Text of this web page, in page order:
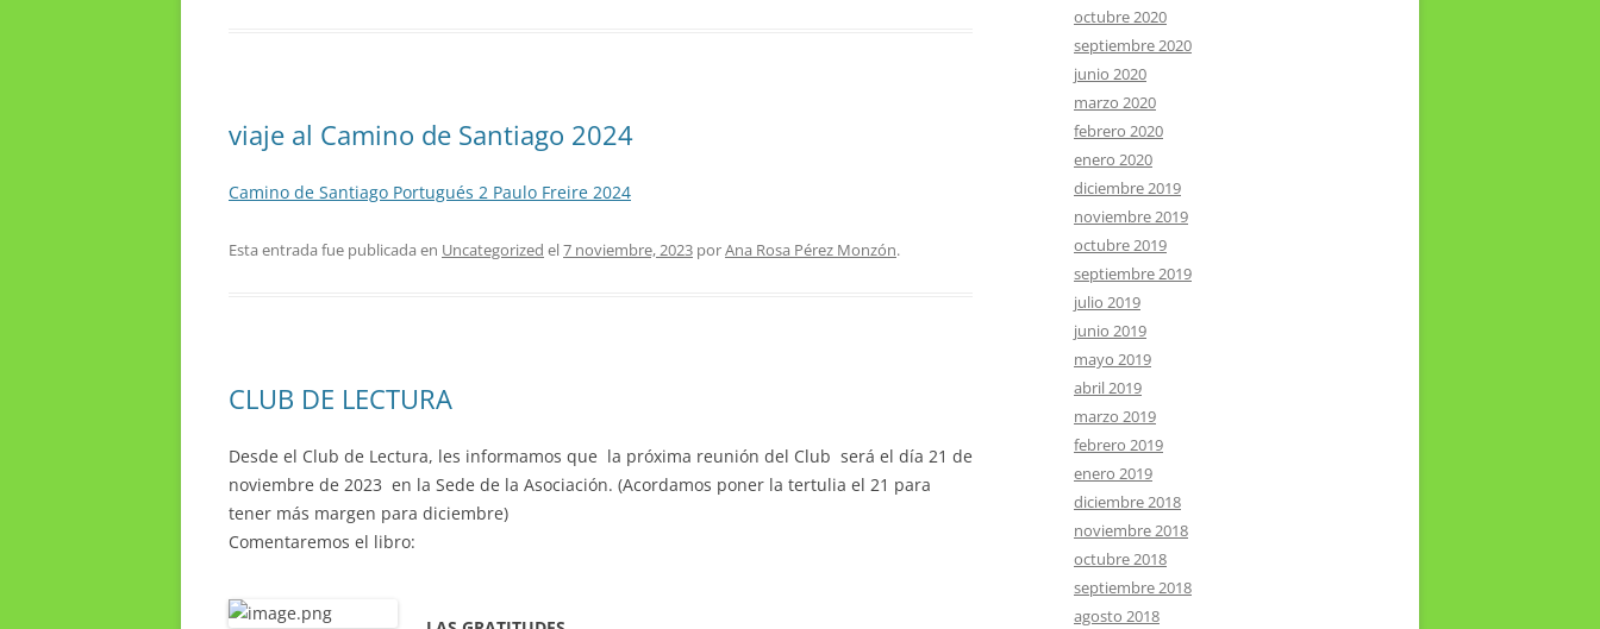
viaje al Camino de Santiago 2024
Camino de Santiago Portugués 2 Paulo Freire 2024
Esta entrada fue publicada en Uncategorized el7 noviembre, 2023 porAna Rosa Pérez Monzón.
CLUB DE LECTURA
Desde el Club de Lectura, les informamos que la próxima reunión del Club será el día 21 de
noviembre de 2023 en la Sede de la Asociación. (Acordamos poner la tertulia el 21 para
tener más margen para diciembre)
Comentaremos el libro:
octubre 2020
septiembre 2020
junio 2020
marzo 2020
febrero 2020
enero 2020
diciembre 2019
noviembre 2019
octubre 2019
septiembre 2019
julio 2019
junio 2019
mayo 2019
abril 2019
marzo 2019
febrero 2019
enero 2019
diciembre 2018
noviembre 2018
octubre 2018
septiembre 2018
agosto 2018